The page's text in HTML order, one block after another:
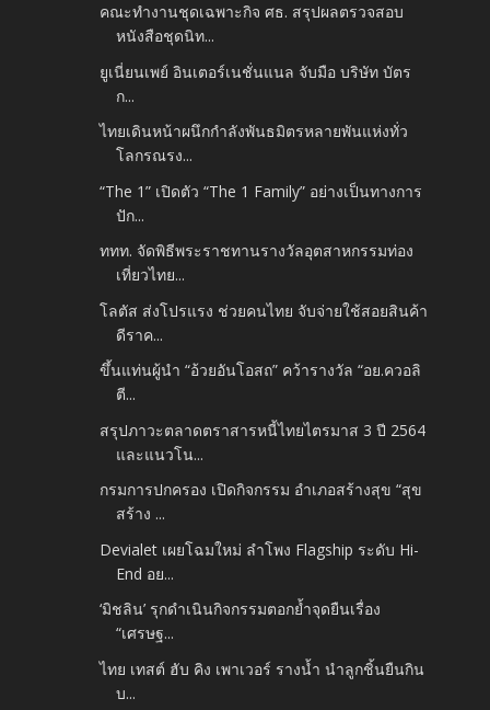
คณะทำงานชุดเฉพาะกิจ ศธ. สรุปผลตรวจสอบ
หนังสือชุดนิท...
ยูเนี่ยนเพย์ อินเตอร์เนชั่นแนล จับมือ บริษัท บัตร
ก...
ไทยเดินหน้าผนึกกำลังพันธมิตรหลายพันแห่งทั่ว
โลกรณรง...
“The 1” เปิดตัว “The 1 Family” อย่างเป็นทางการ
ปัก...
ททท. จัดพิธีพระราชทานรางวัลอุตสาหกรรมท่อง
เที่ยวไทย...
โลตัส ส่งโปรแรง ช่วยคนไทย จับจ่ายใช้สอยสินค้า
ดีราค...
ขึ้นแท่นผู้นำ “อ้วยอันโอสถ” คว้ารางวัล “อย.ควอลิ
ตี...
สรุปภาวะตลาดตราสารหนี้ไทยไตรมาส 3 ปี 2564
และแนวโน...
กรมการปกครอง เปิดกิจกรรม อำเภอสร้างสุข “สุข
สร้าง ...
Devialet เผยโฉมใหม่ ลำโพง Flagship ระดับ Hi-
End อย...
‘มิชลิน’ รุกดำเนินกิจกรรมตอกย้ำจุดยืนเรื่อง
“เศรษฐ...
ไทย เทสต์ ฮับ คิง เพาเวอร์ รางน้ำ นำลูกชิ้นยืนกิน
บ...